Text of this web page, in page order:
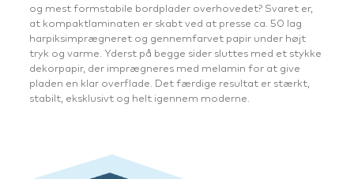
og mest formstabile bordplader overhovedet? Svaret er,
at kompaktlaminaten er skabt ved at presse ca. 50 lag
harpiksimprægneret og gennemfarvet papir under højt
tryk og varme. Yderst på begge sider sluttes med et stykke
dekorpapir, der imprægneres med melamin for at give
pladen en klar overflade. Det færdige resultat er stærkt,
stabilt, eksklusivt og helt igennem moderne.